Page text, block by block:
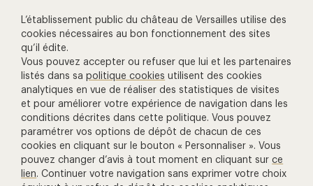
aide et contact
01 30 83 78 00
(prix d'un appel local)
Nous contacter
Gestion des cookies
L’établissement public du château de Versailles utilise des
cookies nécessaires au bon fonctionnement des sites
qu’il édite.
Vous pouvez accepter ou refuser que lui et les partenaires
listés dans sapolitique cookies utilisent des cookies
analytiques en vue de réaliser des statistiques de visites
et pour améliorer votre expérience de navigation dans les
conditions décrites dans cette politique. Vous pouvez
paramétrer vos options de dépôt de chacun de ces
cookies en cliquant sur le bouton « Personnaliser ». Vous
pouvez changer d’avis à tout moment en cliquant surce
lien. Continuer votre navigation sans exprimer votre choix